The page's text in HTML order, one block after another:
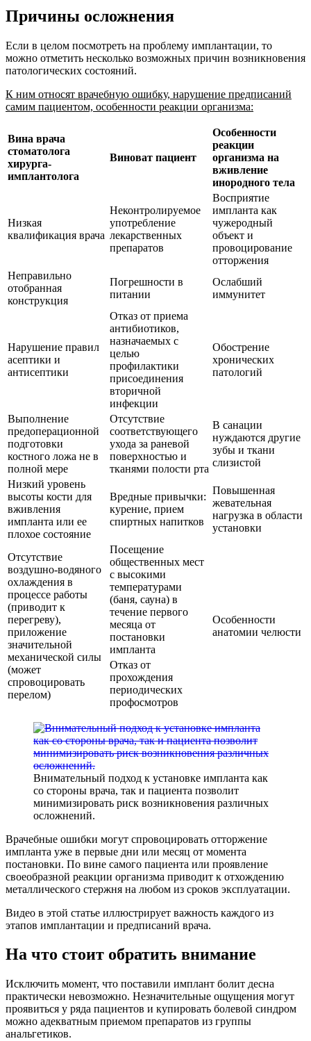
Причины осложнения
Если в целом посмотреть на проблему имплантации, то
можно отметить несколько возможных причин возникновения
патологических состояний.
К ним относят врачебную ошибку, нарушение предписаний
самим пациентом, особенности реакции организма:
Вина врача
стоматолога
хирурга-
имплантолога
Виноват пациент
Особенности
реакции
организма на
вживление
инородного тела
Низкая
квалификация врача
Неконтролируемое
употребление
лекарственных
препаратов
Восприятие
импланта как
чужеродный
объект и
провоцирование
отторжения
Неправильно
отобранная
конструкция
Погрешности в
питании
Ослабший
иммунитет
Нарушение правил
асептики и
антисептики
Отказ от приема
антибиотиков,
назначаемых с
целью
профилактики
присоединения
вторичной
инфекции
Обострение
хронических
патологий
Выполнение
предоперационной
подготовки
костного ложа не в
полной мере
Отсутствие
соответствующего
ухода за раневой
поверхностью и
тканями полости рта
В санации
нуждаются другие
зубы и ткани
слизистой
Низкий уровень
высоты кости для
вживления
импланта или ее
плохое состояние
Вредные привычки:
курение, прием
спиртных напитков
Повышенная
жевательная
нагрузка в области
установки
Отсутствие
воздушно-водяного
охлаждения в
процессе работы
(приводит к
перегреву),
приложение
значительной
механической силы
(может
спровоцировать
перелом)
Посещение
общественных мест
с высокими
температурами
(баня, сауна) в
течение первого
месяца от
постановки
импланта
Особенности
анатомии челюсти
Отказ от
прохождения
периодических
профосмотров
Внимательный подход к установке импланта как
со стороны врача, так и пациента позволит
минимизировать риск возникновения различных
осложнений.
Врачебные ошибки могут спровоцировать отторжение
импланта уже в первые дни или месяц от момента
постановки. По вине самого пациента или проявление
своеобразной реакции организма приводит к отхождению
металлического стержня на любом из сроков эксплуатации.
Видео в этой статье иллюстрирует важность каждого из
этапов имплантации и предписаний врача.
На что стоит обратить внимание
Исключить момент, что поставили имплант болит десна
практически невозможно. Незначительные ощущения могут
проявиться у ряда пациентов и купировать болевой синдром
можно адекватным приемом препаратов из группы
анальгетиков.